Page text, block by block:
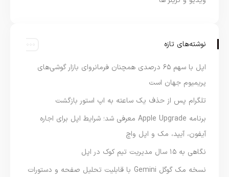
نوشته‌های تازه
اپل با سهم ۶۵ درصدی همچنان فرمانروای بازار گوشی‌های
پریمیوم جهان است
تلگرام پس از حذف یک ساعته به اپ استور بازگشت
برنامه Apple Upgrade معرفی شد؛ شرایط اپل برای اجاره
آیفون، آیپد، مک و اپل واچ
نگاهی به ۱۵ سال مدیریت تیم کوک در اپل
نسخه مک گوگل Gemini با قابلیت تحلیل صفحه و دستورات